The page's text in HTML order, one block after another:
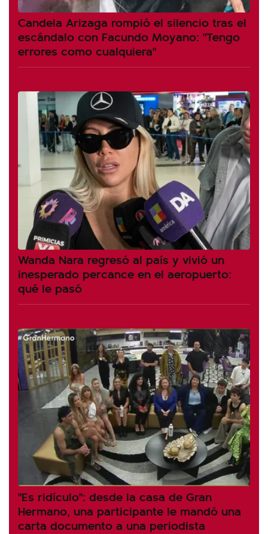
Candela Arizaga rompió el silencio tras el
escándalo con Facundo Moyano: "Tengo
errores como cualquiera"
Wanda Nara regresó al país y vivió un
inesperado percance en el aeropuerto:
qué le pasó
"Es ridículo": desde la casa de Gran
Hermano, una participante le mandó una
carta documento a una periodista